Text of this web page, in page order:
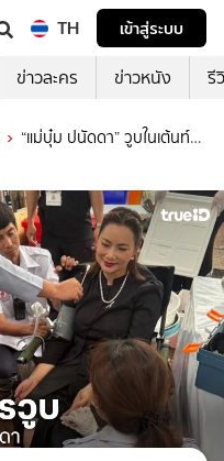
TH
เข้าสู่ระบบ
ข่าวละคร ข่าวหนัง รี
“แม่บุ๋ม ปนัดดา” วูบในเต้นท์